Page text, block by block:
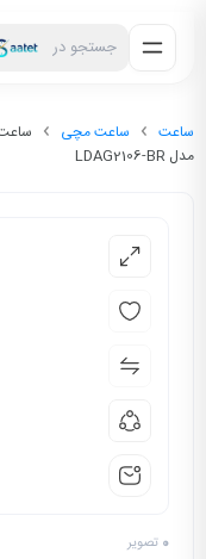
جستجو در
ساعت ساعت مچی
مدل LDAG2106-BR
0 تصویر